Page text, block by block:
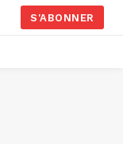
S'ABONNER